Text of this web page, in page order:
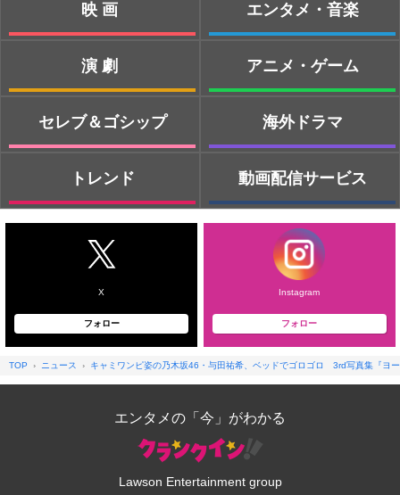
映画
演劇
セレブ＆ゴシップ
トレンド
エンタメ・音楽
アニメ・ゲーム
海外ドラマ
動画配信サービス
X
フォロー
Instagram
フォロー
TOP ニュース キャミワンピ姿の乃木坂46・与田祐希、ベッドでゴロゴロ 3rd写真集『ヨ
エンタメの「今」がわかる
Lawson Entertainment group